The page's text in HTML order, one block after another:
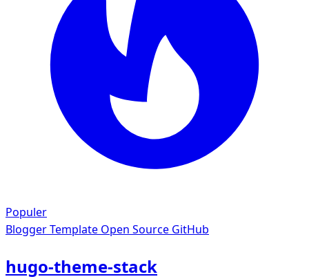
Populer
Blogger Template Open Source GitHub
hugo-theme-stack